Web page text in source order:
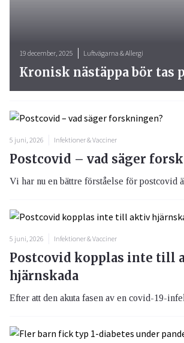
5 juni, 2026 Infektioner & Vacciner
Postcovid – vad säger
Vi har nu en bättre förståelse för postcovid
5 juni, 2026 Infektioner & Vacciner
Postcovid kopplas inte till
hjärnskada
Efter att den akuta fasen av en covid-19-
19 december, 2025 Luftvägarna & Allergi
Kronisk nästäppa bör tas